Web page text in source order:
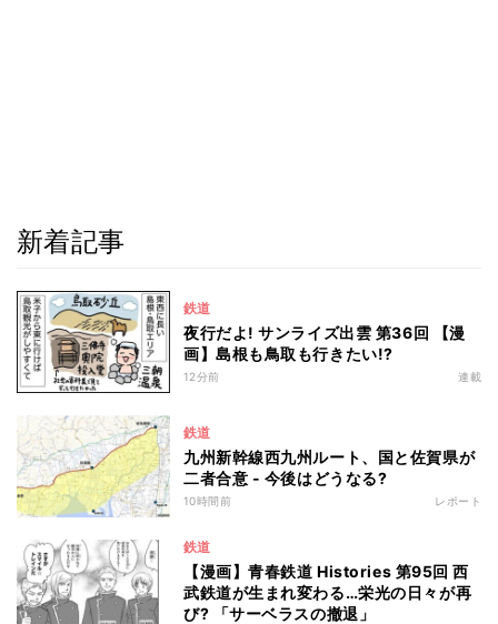
新着記事
鉄道
夜行だよ! サンライズ出雲 第36回 【漫
画】島根も鳥取も行きたい!?
12分前 連載
鉄道
九州新幹線西九州ルート、国と佐賀県が
二者合意 - 今後はどうなる?
10時間前 レポート
鉄道
【漫画】青春鉄道 Histories 第95回 西
武鉄道が生まれ変わる…栄光の日々が再
び? 「サーベラスの撤退」